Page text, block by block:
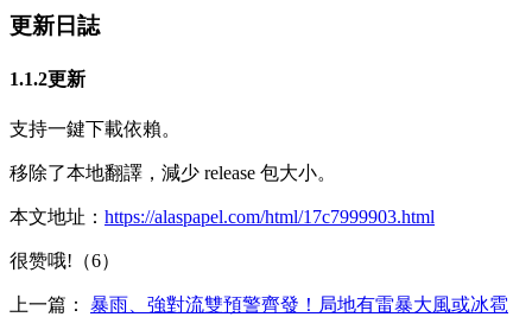
更新日誌
1.1.2更新
支持一鍵下載依賴。
移除了本地翻譯，減少 release 包大小。
本文地址： https://alaspapel.com/html/17c7999903.html
很赞哦!（6）
上一篇： 暴雨、強對流雙預警齊發！局地有雷暴大風或冰雹